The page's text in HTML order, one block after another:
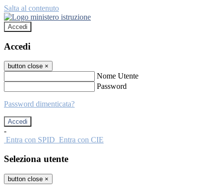
Salta al contenuto
Accedi
Accedi
button close ×
Nome Utente
Password
Password dimenticata?
-
Entra con SPID Entra con CIE
Seleziona utente
button close ×